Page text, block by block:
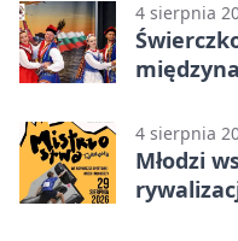
4 sierpnia
4 sierpnia
Młodzi